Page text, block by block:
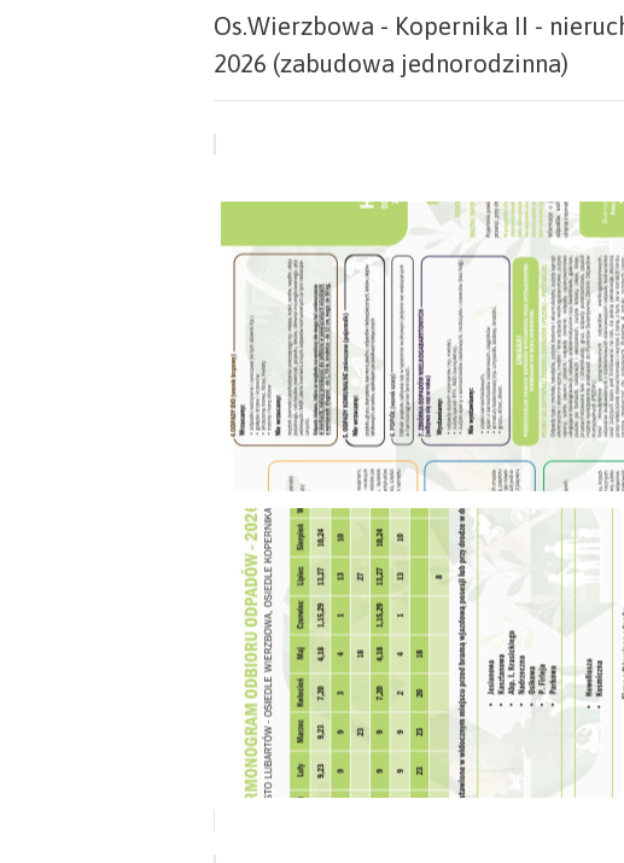
Os.Wierzbowa - Kopernika II -
2026 (zabudowa jednorodzinna)